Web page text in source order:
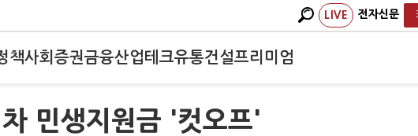
LIVE 전자신문
책사회 증권금융산업테크유통건설프리미엄
민생지원금 '컷오프'